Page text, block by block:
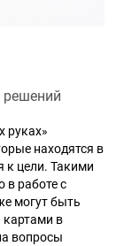
решений
руках»
находятся в
к цели. Такими
в работе с
могут быть
в
вопросы